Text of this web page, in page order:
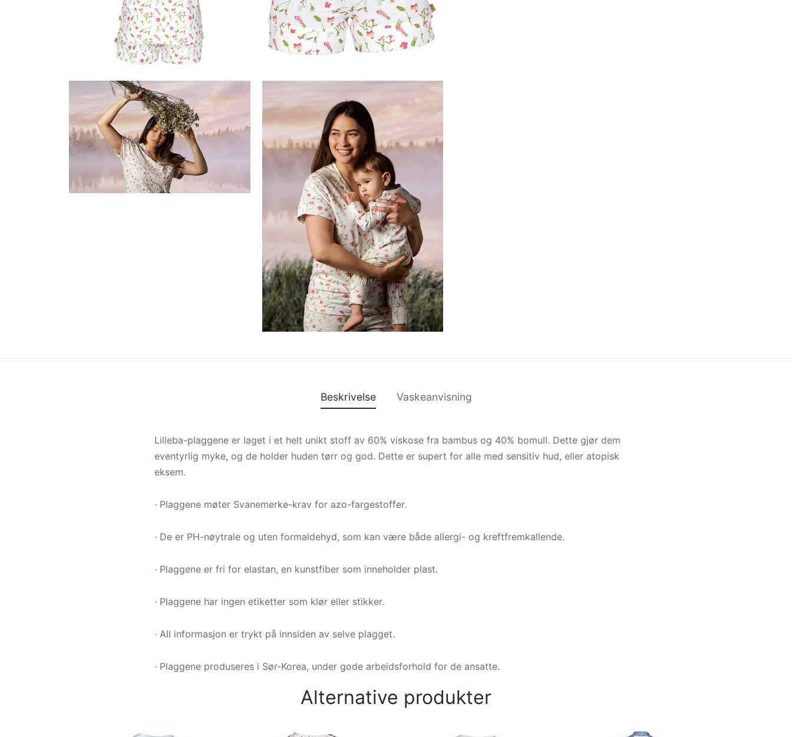
Beskrivelse Vaskeanvisning
Lilleba-plaggene er laget i et helt unikt stoff av 60% viskose fra bambus og 40% bomull. Dette gjør dem
eventyrlig myke, og de holder huden tørr og god. Dette er supert for alle med sensitiv hud, eller atopisk
eksem.
· Plaggene møter Svanemerke-krav for azo-fargestoffer.
· De er PH-nøytrale og uten formaldehyd, som kan være både allergi- og kreftfremkallende.
· Plaggene er fri for elastan, en kunstfiber som inneholder plast.
· Plaggene har ingen etiketter som klør eller stikker.
· All informasjon er trykt på innsiden av selve plagget.
· Plaggene produseres i Sør-Korea, under gode arbeidsforhold for de ansatte.
Alternative produkter